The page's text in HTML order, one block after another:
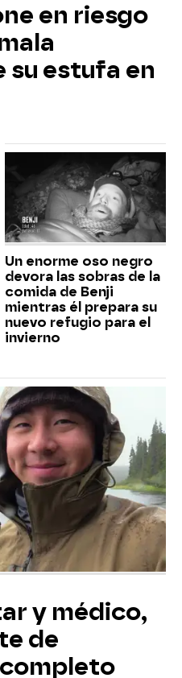
en riesgo
estufa en
Un enorme oso negro
devora las sobras de la
comida de Benji
mientras él prepara su
nuevo refugio para el
invierno
y médico,
de